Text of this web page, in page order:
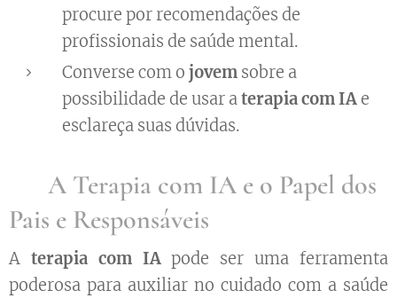
procure por recomendações de
profissionais de saúde mental.
Converse com o jovem sobre a
possibilidade de usar aterapia com IA e
esclareça suas dúvidas.
👨‍⚕️ A Terapia com IA e o Papel dos
Pais e Responsáveis
A terapia com IApode ser uma ferramenta
poderosa para auxiliar no cuidado com a saúde